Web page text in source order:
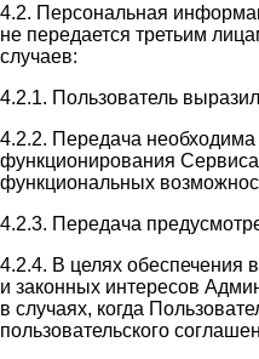
4.2. Персональная
не передается третьим
случаев:
4.2.1. Пользователь
4.2.2. Передача необходима
функционирования
функциональных
4.2.3. Передача
4.2.4. В целях обеспечения
и законных интересов
в случаях, когда
пользовательского